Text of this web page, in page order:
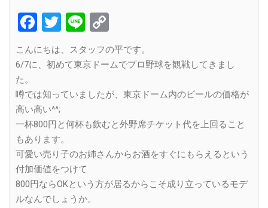
Facebook
Twitter
Line
Link
こんにちは、スタッフの平です。
6/7に、初めて東京ドームでプロ野球を観戦してきまし
た。
噂では知っていましたが、東京ドーム内のビールの価格が
高い高い^^;
一杯800円と何杯も飲むと外野席チケット代を上回ること
もあります。
可愛い売り子のお姉さんからお酒をすぐにもらえるという
付加価値をつけて
800円ならOKという方が居るからこそ成り立っているモデ
ルなんでしょうか。